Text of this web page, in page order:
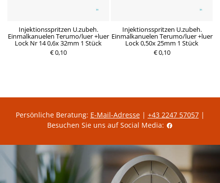
Injektionsspritzen U.zubeh.
Einmalkanuelen Terumo/luer +luer
Lock Nr 14 0,6x 32mm 1 Stück
€ 0,10
Injektionsspritzen U.zubeh.
Einmalkanuelen Terumo/luer +luer
Lock 0,50x 25mm 1 Stück
€ 0,10
P
Persönliche Beratung: E-Mail-Adresse| +43 2247 57057|
Besuchen Sie uns auf Social Media: